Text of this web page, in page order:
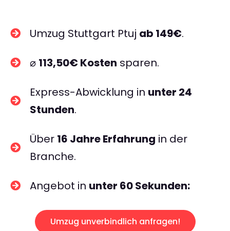
Umzug Stuttgart Ptuj ab 149€.
⌀ 113,50€ Kosten sparen.
Express-Abwicklung in unter 24
Stunden.
Über 16 Jahre Erfahrung in der
Branche.
Angebot in unter 60 Sekunden:
Umzug unverbindlich anfragen!